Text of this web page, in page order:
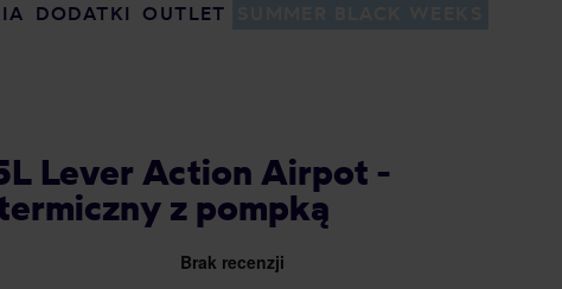
DODATKI OUTLET
Lever Action Airpot -
z pompką